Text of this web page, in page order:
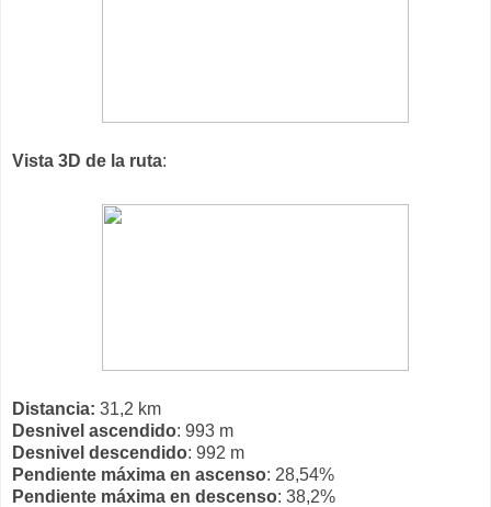
Vista 3D de la ruta:
Distancia: 31,2 km
Desnivel ascendido: 993 m
Desnivel descendido: 992 m
Pendiente máxima en ascenso: 28,54%
Pendiente máxima en descenso: 38,2%